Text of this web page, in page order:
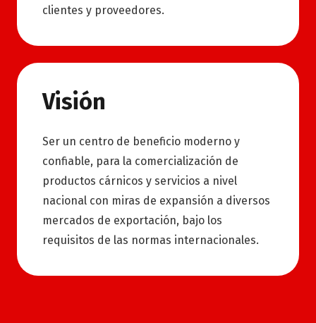
clientes y proveedores.
Visión
Ser un centro de beneficio moderno y
confiable, para la comercialización de
productos cárnicos y servicios a nivel
nacional con miras de expansión a diversos
mercados de exportación, bajo los
requisitos de las normas internacionales.